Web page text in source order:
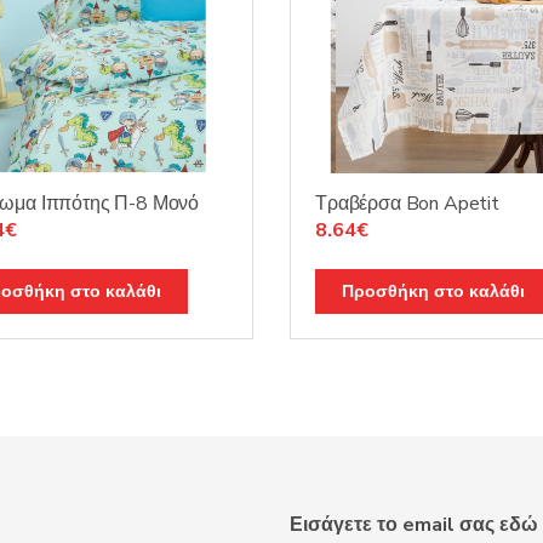
Ιππότης Π-8 Μονό
€Η
τιμή
είναι:
27.34€.
στο καλάθι
Τραβέρσα Bon Apetit
Original
was:
10.15€.
8.64€Η
τιμή
είναι:
8.64€.
Προσθήκη στο καλάθι
Εισάγετε το email σας εδώ